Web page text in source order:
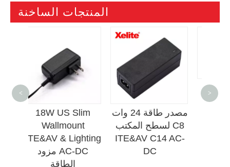
المنتجات الساخنة
US Slim
& Lighting
مصدر طاقة 24 وات
C8 لسطح المكتب
ITE&AV C14 AC-
24W C6 ​​Desktop
ITE&AV C14 AC-
< >